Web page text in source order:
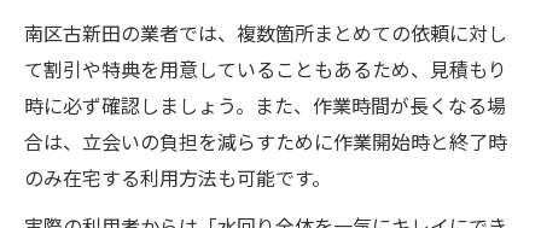
南区古新田の業者では、複数箇所まとめての依頼に対し
て割引や特典を用意していることもあるため、見積もり
時に必ず確認しましょう。また、作業時間が長くなる場
合は、立会いの負担を減らすために作業開始時と終了時
のみ在宅する利用方法も可能です。